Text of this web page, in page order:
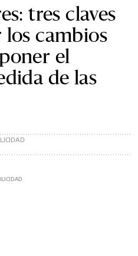
tres claves
cambios
el
de las